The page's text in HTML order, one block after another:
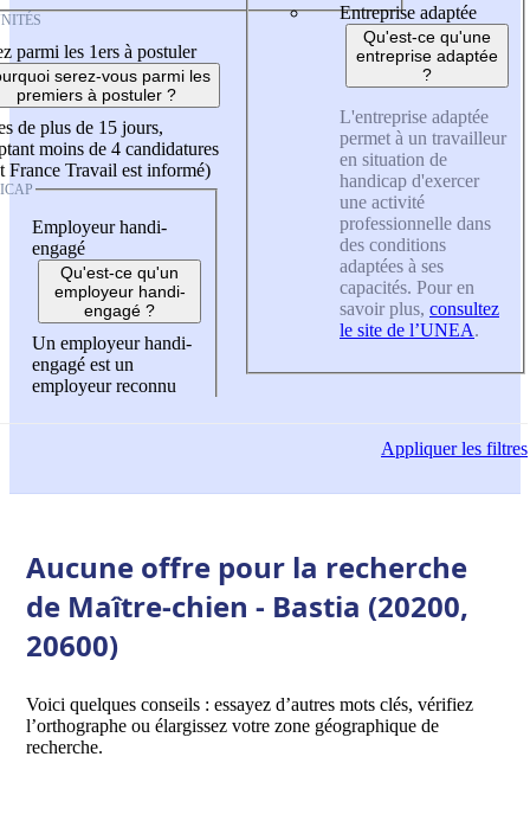
parmi les 1ers à postuler
serez-vous parmi les
premiers à postuler ?
de plus de 15 jours,
moins de 4 candidatures
France Travail est informé)
Employeur handi-
engagé
Qu'est-ce qu'un
employeur handi-
engagé ?
Un employeur handi-
engagé est un
employeur reconnu
Entreprise adaptée
Qu'est-ce qu'une
entreprise adaptée
?
L'entreprise adaptée
permet à un travailleur
en situation de
handicap d'exercer
une activité
professionnelle dans
des conditions
adaptées à ses
capacités. Pour en
savoir plus, consultez
le site de l’UNEA.
Appliquerles filtres
Aucune offre pour la recherche
de Maître-chien - Bastia (20200,
20600)
Voici quelques conseils : essayez d’autres mots clés, vérifiez
l’orthographe ou élargissez votre zone géographique de
recherche.